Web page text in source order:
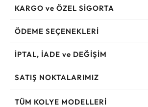
KARGO ve ÖZEL SİGORTA
ÖDEME SEÇENEKLERİ
İPTAL, İADE ve DEĞİŞİM
SATIŞ NOKTALARIMIZ
TÜM KOLYE MODELLERI